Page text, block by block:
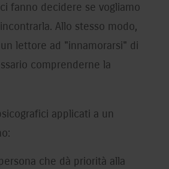
fanno decidere se vogliamo
Allo stesso modo,
lettore ad "innamorarsi" di
comprenderne la
applicati a un
che dà priorità alla